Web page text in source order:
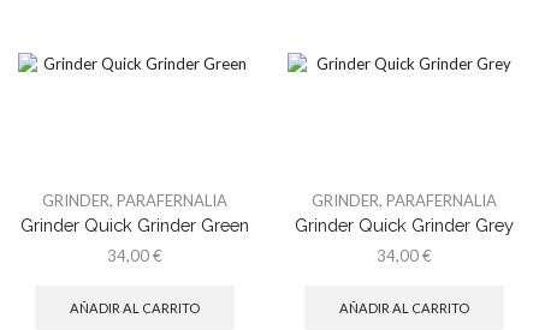
GRINDER, PARAFERNALIA
Grinder Quick Grinder Green
34,00€
AÑADIR AL CARRITO
GRINDER, PARAFERNALIA
Grinder Quick Grinder Grey
34,00€
AÑADIR AL CARRITO